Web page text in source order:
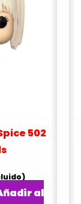
502
al